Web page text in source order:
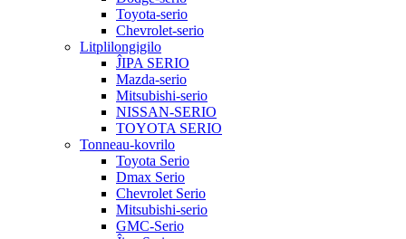
Toyota-serio
Chevrolet-serio
Litplilongigilo
ĴIPA SERIO
Mazda-serio
Mitsubishi-serio
NISSAN-SERIO
TOYOTA SERIO
Tonneau-kovrilo
Toyota Serio
Dmax Serio
Chevrolet Serio
Mitsubishi-serio
GMC-Serio